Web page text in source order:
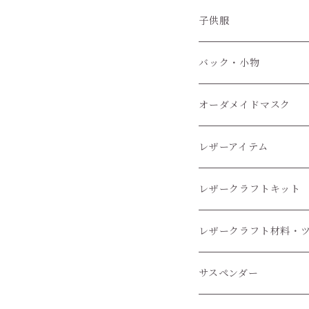
子供服
小物
子供服
バック・小物
オーダメイドマスク
レザーアイテム
レザークラフトキット
レザークラフト材料・
レザークラフトツール
サスペンダー